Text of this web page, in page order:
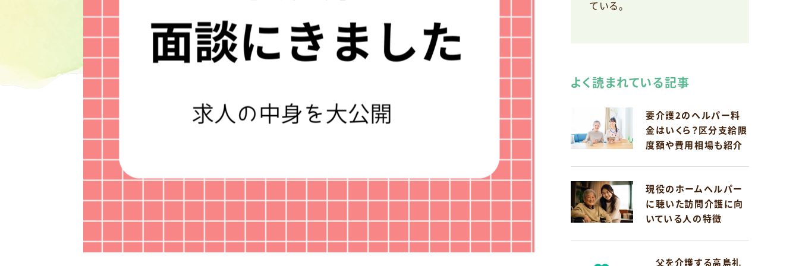
ている。
よく読まれている記事
要介護2のヘルパー料
金はいくら？区分支給限
度額や費用相場も紹介
現役のホームヘルパー
に聴いた訪問介護に向
いている人の特徴
父を介護する高島礼